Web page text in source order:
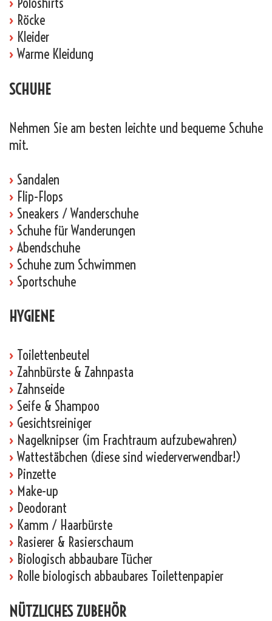
› Röcke
› Kleider
› Warme Kleidung
SCHUHE
Nehmen Sie am besten leichte und bequeme Schuhe
mit.
› Sandalen
› Flip-Flops
› Sneakers / Wanderschuhe
› Schuhe für Wanderungen
› Abendschuhe
› Schuhe zum Schwimmen
› Sportschuhe
HYGIENE
› Toilettenbeutel
› Zahnbürste & Zahnpasta
› Zahnseide
› Seife & Shampoo
› Gesichtsreiniger
› Nagelknipser (im Frachtraum aufzubewahren)
› Wattestäbchen (diese sind wiederverwendbar!)
› Pinzette
› Make-up
› Deodorant
› Kamm / Haarbürste
› Rasierer & Rasierschaum
› Biologisch abbaubare Tücher
› Rolle biologisch abbaubares Toilettenpapier
NÜTZLICHES ZUBEHÖR